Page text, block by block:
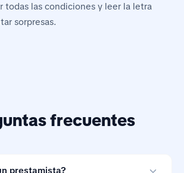
todas las condiciones y leer la letra
sorpresas.
frecuentes